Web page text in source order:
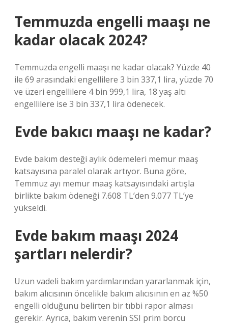
Temmuzda engelli maaşı ne
kadar olacak 2024?
Temmuzda engelli maaşı ne kadar olacak? Yüzde 40
ile 69 arasındaki engellilere 3 bin 337,1 lira, yüzde 70
ve üzeri engellilere 4 bin 999,1 lira, 18 yaş altı
engellilere ise 3 bin 337,1 lira ödenecek.
Evde bakıcı maaşı ne kadar?
Evde bakım desteği aylık ödemeleri memur maaş
katsayısına paralel olarak artıyor. Buna göre,
Temmuz ayı memur maaş katsayısındaki artışla
birlikte bakım ödeneği 7.608 TL’den 9.077 TL’ye
yükseldi.
Evde bakım maaşı 2024
şartları nelerdir?
Uzun vadeli bakım yardımlarından yararlanmak için,
bakım alıcısının öncelikle bakım alıcısının en az %50
engelli olduğunu belirten bir tıbbi rapor alması
gerekir. Ayrıca, bakım verenin SSI prim borcu